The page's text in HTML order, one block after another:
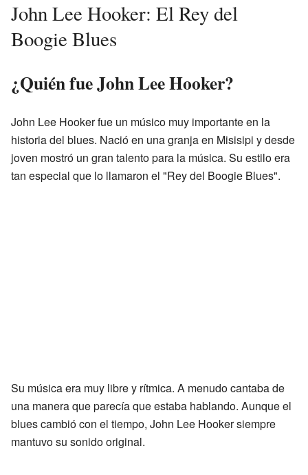
John Lee Hooker: El Rey del
Boogie Blues
¿Quién fue John Lee Hooker?
John Lee Hooker fue un músico muy importante en la
historia del blues. Nació en una granja en Misisipi y desde
joven mostró un gran talento para la música. Su estilo era
tan especial que lo llamaron el "Rey del Boogie Blues".
Su música era muy libre y rítmica. A menudo cantaba de
una manera que parecía que estaba hablando. Aunque el
blues cambió con el tiempo, John Lee Hooker siempre
mantuvo su sonido original.